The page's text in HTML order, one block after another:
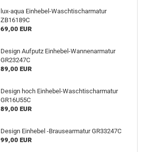
lux-​aqua Einhebel-​Waschtischarmatur
ZB16189C
69,00 EUR
De­sign Auf­putz Einhebel-​Wannenarmatur
GR23247C
89,00 EUR
De­sign hoch Einhebel-​Waschtischarmatur
GR16U55C
89,00 EUR
De­sign Ein­he­bel -​Brausearmatur GR33247C
99,00 EUR